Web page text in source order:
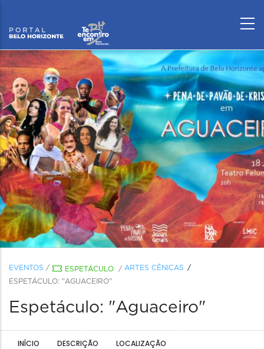
EVENTOS / ESPETÁCULO / ARTES CÊNICAS
ESPETÁCULO: "AGUACEIRO"
Espetáculo: "Aguaceiro"
INÍCIO DESCRIÇÃO LOCALIZAÇÃO